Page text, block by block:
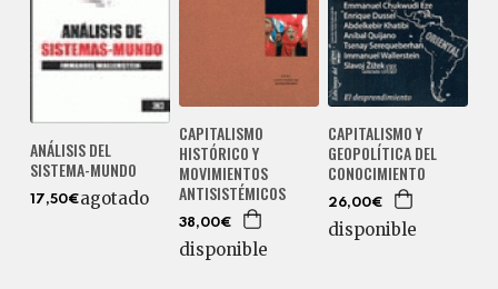
ANÁLISIS DEL
SISTEMA-MUNDO
17,50€agotado
CAPITALISMO
HISTÓRICO Y
MOVIMIENTOS
ANTISISTÉMICOS
38,00€
disponible
CAPITALISMO Y
GEOPOLÍTICA DEL
CONOCIMIENTO
26,00€
disponible